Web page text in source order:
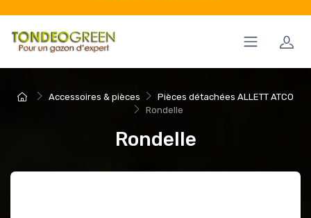
Accessoires & pièces
Pièces détachées ALLETT ATCO
Rondelle
Rondelle